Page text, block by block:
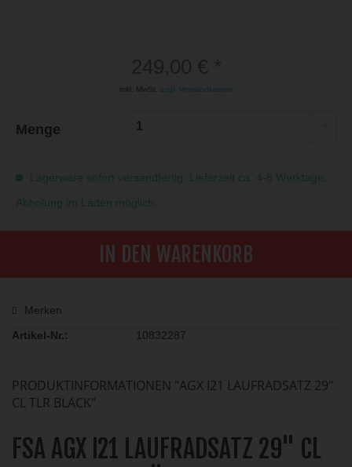
inkl. MwSt. zzgl. Versandkosten
Menge
Lagerware sofort versandfertig. Lieferzeit ca. 4-8 Werktage.
Abholung im Laden möglich.
IN DEN WARENKORB
Merken
Artikel-Nr.:
10832287
PRODUKTINFORMATIONEN "AGX I21 LAUFRADSATZ 29"
CL TLR BLACK"
FSA AGX I21 LAUFRADSATZ 29" CL